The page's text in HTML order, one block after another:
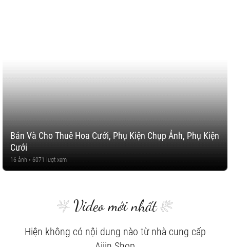
Bán Và Cho Thuê Hoa Cưới, Phụ Kiện Chụp Ảnh, Phụ Kiện
Cưới
16 ảnh • 6071 lượt xem
Video mới nhất
Hiện không có nội dung nào từ nhà cung cấp